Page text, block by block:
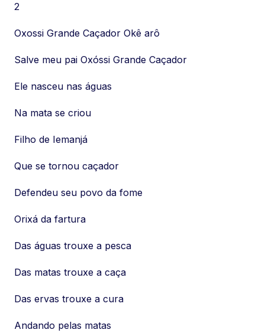
2
Oxossi Grande Caçador Okê arô
Salve meu pai Oxóssi Grande Caçador
Ele nasceu nas águas
Na mata se criou
Filho de Iemanjá
Que se tornou caçador
Defendeu seu povo da fome
Orixá da fartura
Das águas trouxe a pesca
Das matas trouxe a caça
Das ervas trouxe a cura
Andando pelas matas